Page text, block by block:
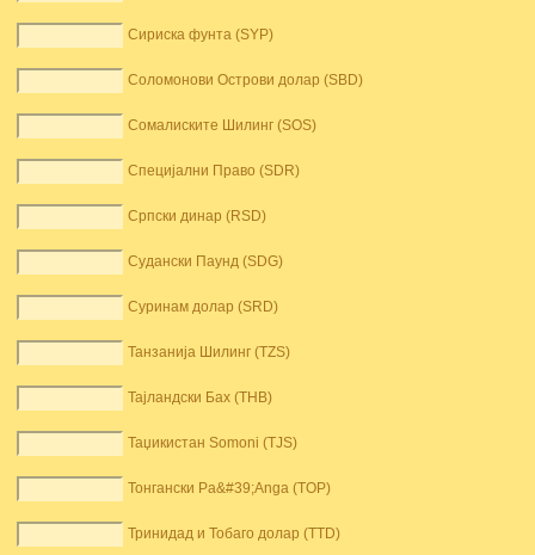
Сириска фунта (SYP)
Соломонови Острови долар (SBD)
Сомалиските Шилинг (SOS)
Специјални Право (SDR)
Српски динар (RSD)
Судански Паунд (SDG)
Суринам долар (SRD)
Танзанија Шилинг (TZS)
Тајландски Бах (THB)
Таџикистан Somoni (TJS)
Тонгански Pa&#39;Anga (TOP)
Тринидад и Тобаго долар (TTD)